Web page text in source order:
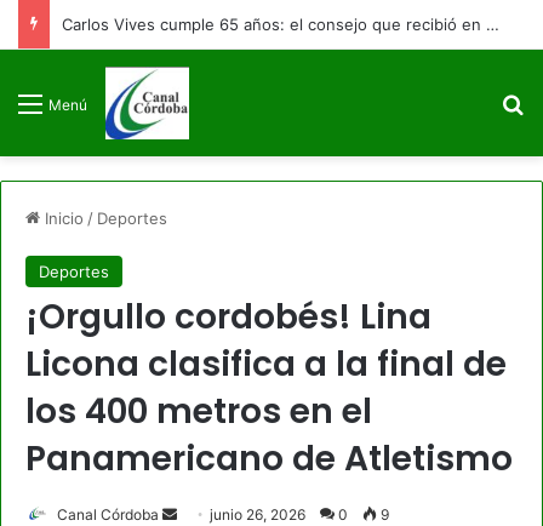
Carlos Vives cumple 65 años: el consejo que recibió en un bar de Bogotá y cambió la historia del vallenato
Menú
Inicio / Deportes
Deportes
¡Orgullo cordobés! Lina
Licona clasifica a la final de
los 400 metros en el
Panamericano de Atletismo
Canal Córdoba
Sendjunio 26, 2026 0 9